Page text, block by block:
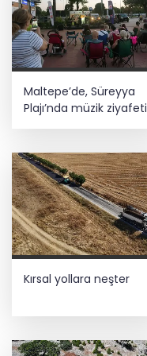
Maltepe’de, Süreyya
Plajı’nda müzik ziyafeti
Kırsal yollara neşter